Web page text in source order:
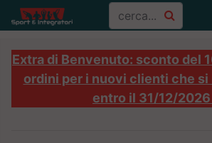
Extra di Benvenuto: sconto del
ordini per i nuovi clienti che
entro il 31/12/2026